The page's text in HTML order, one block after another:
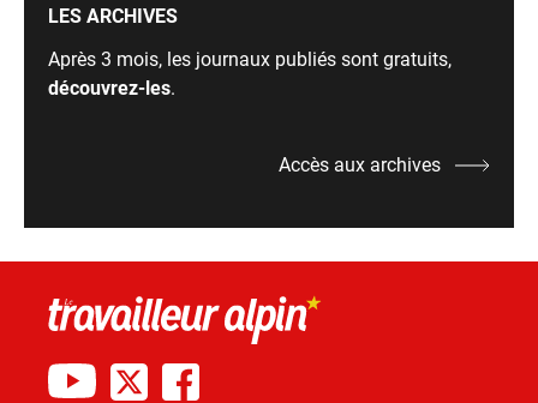
LES ARCHIVES
Après 3 mois, les journaux publiés sont gratuits,
découvrez-les.
Accès aux archives